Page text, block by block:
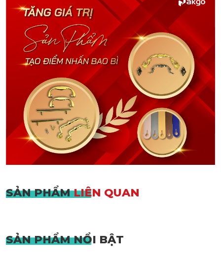
SẢN PHẨMLIÊN QUAN
SẢN PHẨMNỔI BẬT